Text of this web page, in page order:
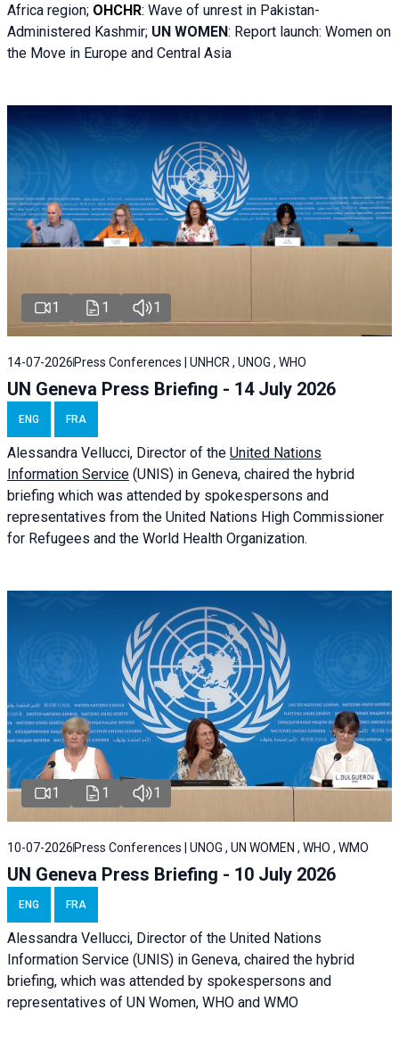
Africa region; OHCHR: Wave of unrest in Pakistan-
Administered Kashmir; UN WOMEN: Report launch: Women on
the Move in Europe and Central Asia
1 1 1
14-07-2026 Press Conferences | UNHCR , UNOG , WHO
UN Geneva Press Briefing - 14 July 2026
ENG FRA
Alessandra Vellucci, Director of the United Nations
Information Service (UNIS) in Geneva, chaired the hybrid
briefing which was attended by spokespersons and
representatives from the United Nations High Commissioner
for Refugees and the World Health Organization.
1 1 1
10-07-2026 Press Conferences | UNOG , UN WOMEN , WHO , WMO
UN Geneva Press Briefing - 10 July 2026
ENG FRA
Alessandra Vellucci, Director of the United Nations
Information Service (UNIS) in Geneva, chaired the hybrid
briefing, which was attended by spokespersons and
representatives of UN Women, WHO and WMO